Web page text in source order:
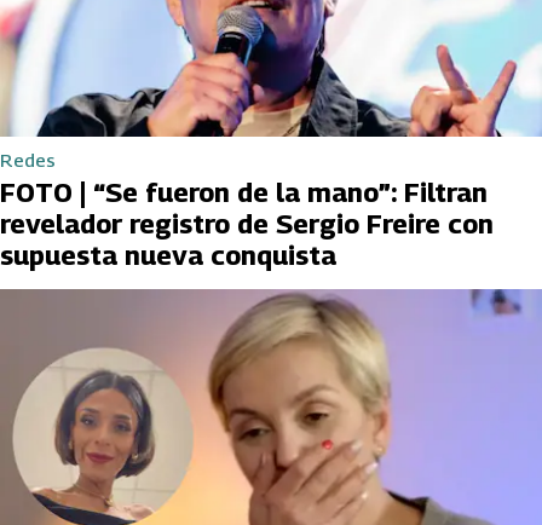
Redes
FOTO | “Se fueron de la mano”: Filtran
revelador registro de Sergio Freire con
supuesta nueva conquista